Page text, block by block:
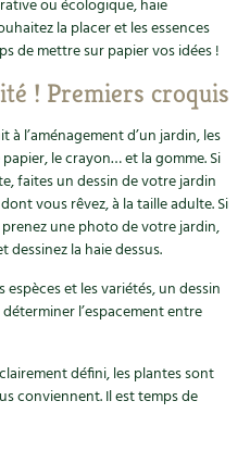
ou écologique, haie
la placer et les essences
de mettre sur papier vos idées !
! Premiers croquis
l’aménagement d’un jardin, les
le crayon… et la gomme. Si
faites un dessin de votre jardin
vous rêvez, à la taille adulte. Si
une photo de votre jardin,
la haie dessus.
et les variétés, un dessin
l’espacement entre
défini, les plantes sont
conviennent. Il est temps de